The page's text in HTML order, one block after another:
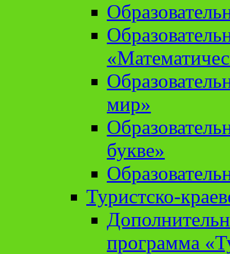
мир»
букве»
Туристско-
программа